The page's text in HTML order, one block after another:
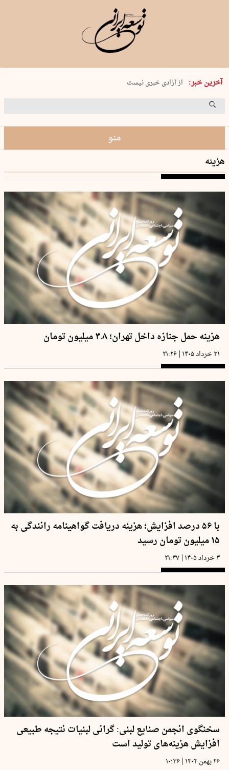
آخرین خبر:
یکشنبه 18 مرداد 1405 شماره 2245
از آزادی خبری نیست
۸۸۸ نفر سال گذشته بر اثر غرق‌شدگی جان …
منو
هزینه
هزینه حمل جنازه داخل تهران؛ ۳.۸ میلیون تومان
۳۱ خرداد ۱۴۰۵ | ۲۱:۲۶
با ۵۶ درصد افزایش؛ هزینه دریافت گواهینامه رانندگی به
۱۵ میلیون تومان رسید
۳ خرداد ۱۴۰۵ | ۲۱:۳۷
سخنگوی انجمن صنایع لبنی: گرانی لبنیات نتیجه طبیعی
افزایش هزینه‌های تولید است
۲۶ بهمن ۱۴۰۴ | ۱۰:۳۶